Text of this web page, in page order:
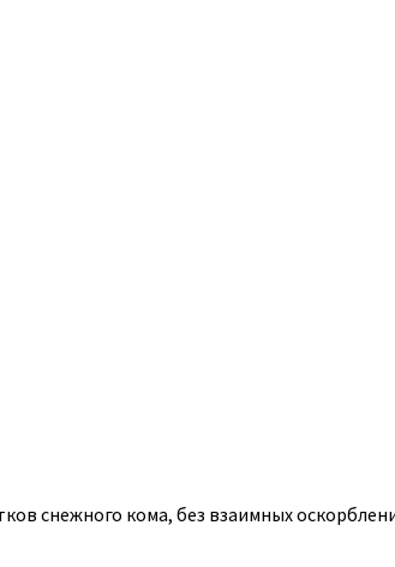
снежного кома, без взаимных